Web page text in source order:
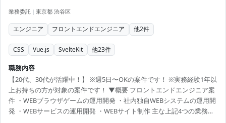
業務委託 | 東京都 渋谷区
エンジニア フロントエンドエンジニア 他2件
CSS Vue.js SvelteKit 他23件
職務内容
【20代、30代が活躍中！】 ※週5日〜OKの案件です！ ※実務経験1年以
上お持ちの方が対象の案件です！ ▼概要 フロントエンドエンジニア案
件 ・WEBブラウザゲームの運用開発 ・社内独自WEBシステムの運用開
発 ・WEBサービスの運用開発 ・WEBサイト制作 主な上記4つの業務の